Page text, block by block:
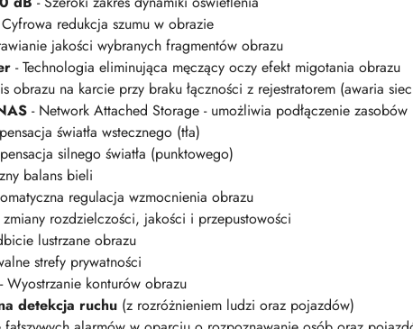
redukcja szumu w obrazie
jakości wybranych fragmentów obrazu
- Technologia eliminująca męczący oczy efekt migotania obrazu
obrazu na karcie przy braku łączności z rejestratorem (awaria
- Network Attached Storage - umożliwia podłączenie
światła wstecznego (tła)
silnego światła (punktowego)
balans bieli
regulacja wzmocnienia obrazu
rozdzielczości, jakości i przepustowości
lustrzane obrazu
strefy prywatności
Wyostrzanie konturów obrazu
detekcja ruchu (z rozróżnieniem ludzi oraz pojazdów)